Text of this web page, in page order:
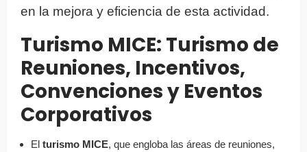
en la mejora y eficiencia de esta actividad.
Turismo MICE: Turismo de
Reuniones, Incentivos,
Convenciones y Eventos
Corporativos
El turismo MICE, que engloba las áreas de reuniones,